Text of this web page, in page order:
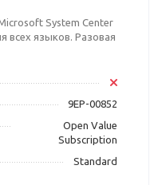
System Center
всех языков. Разовая
9EP-00852
Open Value
Subscription
Standard